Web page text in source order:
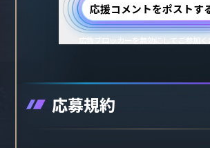
広告ブロッカーが有効になっていま
応援コメントをポストす
広告ブロッカーを無効にしてご参加く
応募規約